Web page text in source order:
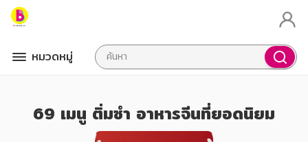
หมวดหมู่
69 เมนู ติ่มซำ อาหารจีนที่ยอดนิยม